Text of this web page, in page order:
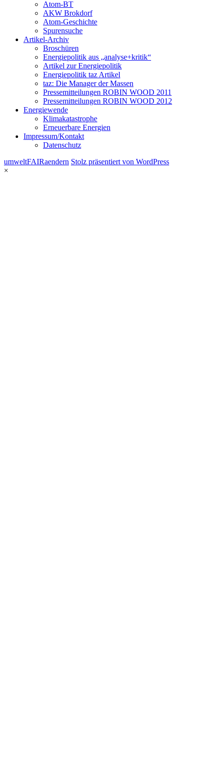
Atom-BT
AKW Brokdorf
Atom-Geschichte
Spurensuche
Artikel-Archiv
Broschüren
Energiepolitik aus „analyse+kritik“
Artikel zur Energiepolitik
Energiepolitik taz Artikel
taz: Die Manager der Massen
Pressemitteilungen ROBIN WOOD 2011
Pressemitteilungen ROBIN WOOD 2012
Energiewende
Klimakatastrophe
Erneuerbare Energien
Impressum/Kontakt
Datenschutz
umweltFAIRaendern Stolz präsentiert von WordPress
×